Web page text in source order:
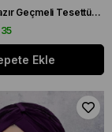
Haki Pratik Hazır Geçmeli Tesettür Bone Sandy Kumaş Taşlı 1456_09
Ekle